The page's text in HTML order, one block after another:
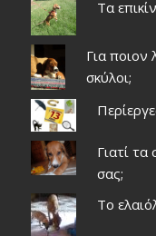
Τα
Για ποιον
σκύλοι;
Γιατί
σας;
Το